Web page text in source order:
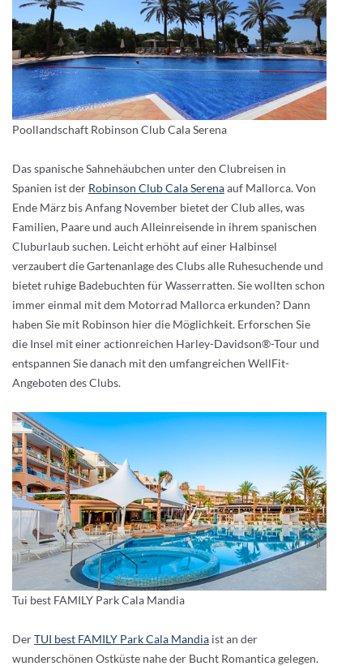
Poollandschaft Robinson Club Cala Serena
Das spanische Sahnehäubchen unter den Clubreisen in
Spanien ist der Robinson Club Cala Serenaauf Mallorca. Von
Ende März bis Anfang November bietet der Club alles, was
Familien, Paare und auch Alleinreisende in ihrem spanischen
Cluburlaub suchen. Leicht erhöht auf einer Halbinsel
verzaubert die Gartenanlage des Clubs alle Ruhesuchende und
bietet ruhige Badebuchten für Wasserratten. Sie wollten schon
immer einmal mit dem Motorrad Mallorca erkunden? Dann
haben Sie mit Robinson hier die Möglichkeit. Erforschen Sie
die Insel mit einer actionreichen Harley-Davidson®-Tour und
entspannen Sie danach mit den umfangreichen WellFit-
Angeboten des Clubs.
Tui best FAMILY Park Cala Mandia
DerTUI best FAMILY Park Cala Mandia ist an der
wunderschönen Ostküste nahe der Bucht Romantica gelegen.